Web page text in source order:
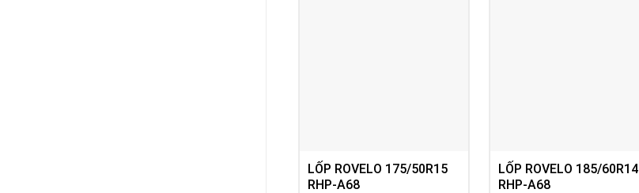
LỐP ROVELO 175/50R15
RHP-A68
LỐP ROVELO 185/60R14
RHP-A68